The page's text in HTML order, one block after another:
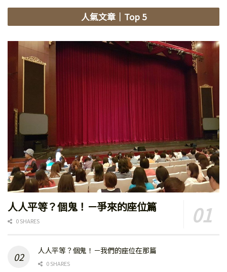
人氣文章｜Top 5
人人平等？個鬼！－爭來的座位篇
0 SHARES
人人平等？個鬼！－我們的座位在那篇
0 SHARES